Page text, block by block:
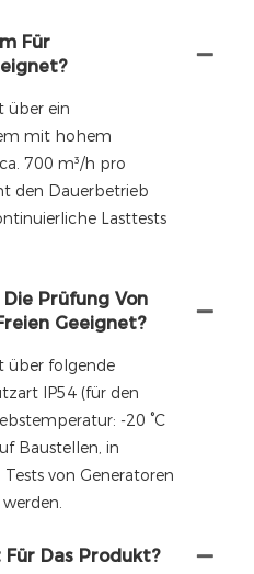
Für
über ein
mit hohem
700 m³/h pro
den Dauerbetrieb
Lasttests
Prüfung Von
Geeignet?
über folgende
IP54 (für den
-20 °C
Baustellen, in
von Generatoren
Das Produkt?